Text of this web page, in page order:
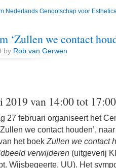
Nederlands Genootschap voor
‘Zullen we contact
by Rob van Gerwen
2019 van 14:00 tot 17:00
27 februari organiseert het
we contact houden’,
het boek Zullen we contact
verwijderen (uitgeverij
Wijsbegeerte, UU). Het